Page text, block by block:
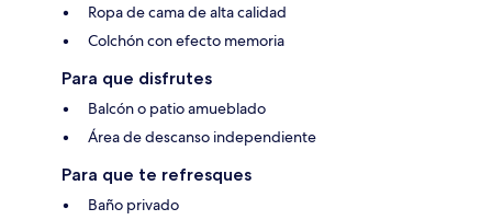
Ropa de cama de alta calidad
Colchón con efecto memoria
Para que disfrutes
Balcón o patio amueblado
Área de descanso independiente
Para que te refresques
Baño privado